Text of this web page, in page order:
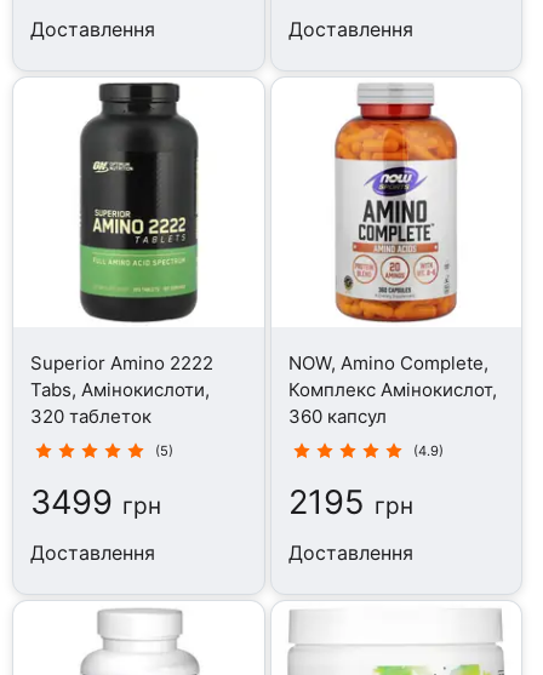
Доставлення Доставлення
Superior Amino 2222
Tabs, Амінокислоти,
320 таблеток
(5)
3499 грн
Доставлення
NOW, Amino Complete,
Комплекс Амінокислот,
360 капсул
(4.9)
2195 грн
Доставлення